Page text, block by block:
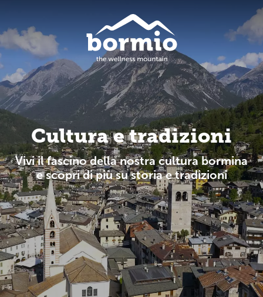
Cultura e tradizioni
Vivi il fascino della nostra cultura bormina
e scopri di più su storia e tradizioni